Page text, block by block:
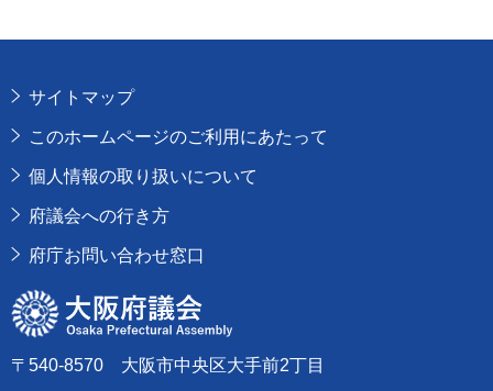
サイトマップ
このホームページのご利用にあたって
個人情報の取り扱いについて
府議会への行き方
府庁お問い合わせ窓口
大阪府議会
〒540-8570 大阪市中央区大手前2丁目